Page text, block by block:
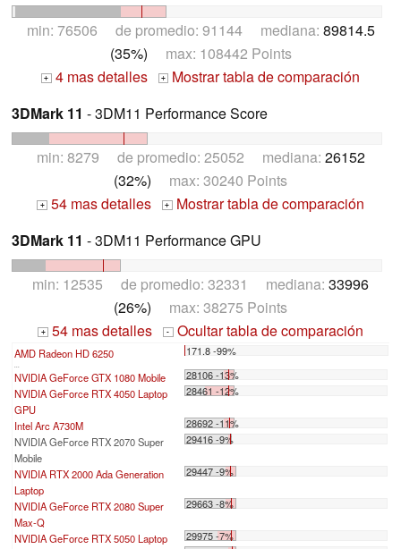
min: 76506 de promedio: 91144 mediana: 89814.5
(35%) max: 108442 Points
+ 4 mas detalles +
Mostrar tabla de comparación
3DMark 11 - 3DM11 Performance Score
min: 8279 de promedio: 25052 mediana: 26152
(32%) max: 30240 Points
+ 54 mas detalles + Mostrar tabla de comparación
3DMark 11 - 3DM11 Performance GPU
min: 12535 de promedio: 32331 mediana: 33996
(26%) max: 38275 Points
+ 54 mas detalles - Ocultar tabla de comparación
AMD Radeon HD 6250 171.8 -99%
...
NVIDIA GeForce GTX 1080 Mobile
28106 -13%
NVIDIA GeForce RTX 4050 Laptop
GPU
28461 -12%
Intel Arc A730M
28692 -11%
NVIDIA GeForce RTX 2070 Super
Mobile
29416 -9%
NVIDIA RTX 2000 Ada Generation
Laptop
29447 -9%
NVIDIA GeForce RTX 2080 Super
Max-Q
29663 -8%
NVIDIA GeForce RTX 5050 Laptop
29975 -7%